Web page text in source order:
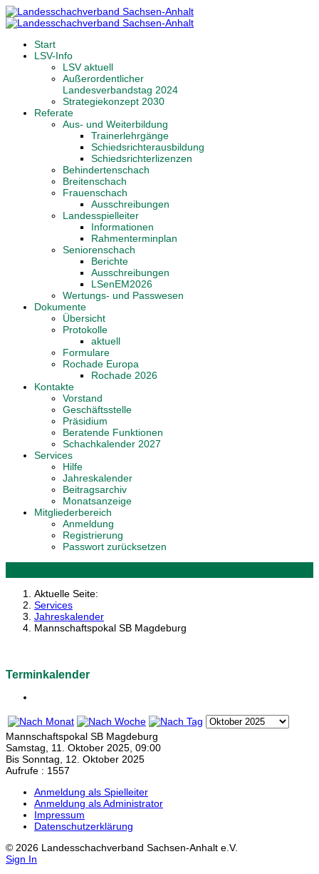
Start
LSV-Info
LSV aktuell
Außerordentlicher
Landesverbandstag 2024
Strategiekonzept 2030
Referate
Aus- und Weiterbildung
Trainerlehrgänge
Schiedsrichterausbildung
Schiedsrichterlizenzen
Behindertenschach
Breitenschach
Frauenschach
Ausschreibungen
Landesspielleiter
Informationen
Rahmenterminplan
Seniorenschach
Berichte
Ausschreibungen
LSenEM2026
Wertungs- und Passwesen
Dokumente
Übersicht
Protokolle
aktuell
Formulare
Rochade Europa
Rochade 2026
Kontakte
Vorstand
Geschäftsstelle
Präsidium
Beratende Funktionen
Schachkalender 2027
Services
Hilfe
Jahreskalender
Beitragsarchiv
Monatsanzeige
Mitgliederbereich
Anmeldung
Registrierung
Passwort zurücksetzen
Aktuelle Seite:
Services
Jahreskalender
Mannschaftspokal SB Magdeburg
Terminkalender
Mannschaftspokal SB Magdeburg
Samstag, 11. Oktober 2025, 09:00
Bis Sonntag, 12. Oktober 2025
Aufrufe : 1557
Anmeldung als Spielleiter
Anmeldung als Administrator
Impressum
Datenschutzerklärung
© 2026 Landesschachverband Sachsen-Anhalt e.V.
Sign In